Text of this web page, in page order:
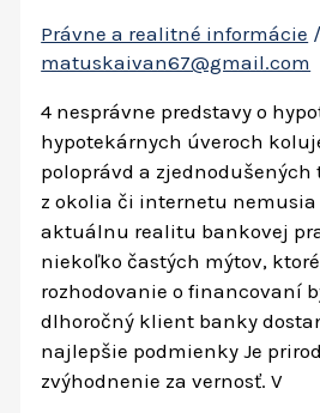
Právne a realitné informácie /
matuskaivan67@gmail.com
4 nesprávne predstavy o
hypotekárnych úveroch
poloprávd a
z okolia či internetu nemusia
aktuálnu realitu bankovej
niekoľko častých mýtov,
rozhodovanie o financovaní
dlhoročný klient banky
najlepšie podmienky Je
zvýhodnenie za vernosť. V